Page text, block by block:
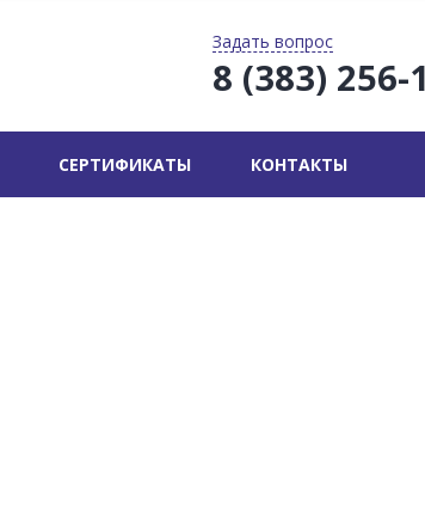
Задать вопрос
8 (383) 256-
СЕРТИФИКАТЫ КОНТАКТЫ